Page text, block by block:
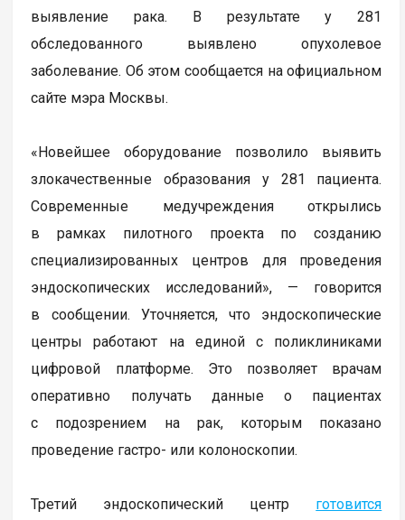
выявление рака. В результате у 281
обследованного выявлено опухолевое
заболевание. Об этом сообщается на официальном
сайте мэра Москвы.
«Новейшее оборудование позволило выявить
злокачественные образования у 281 пациента.
Современные медучреждения открылись
в рамках пилотного проекта по созданию
специализированных центров для проведения
эндоскопических исследований», — говорится
в сообщении. Уточняется, что эндоскопические
центры работают на единой с поликлиниками
цифровой платформе. Это позволяет врачам
оперативно получать данные о пациентах
с подозрением на рак, которым показано
проведение гастро- или колоноскопии.
Третий эндоскопический центр готовится